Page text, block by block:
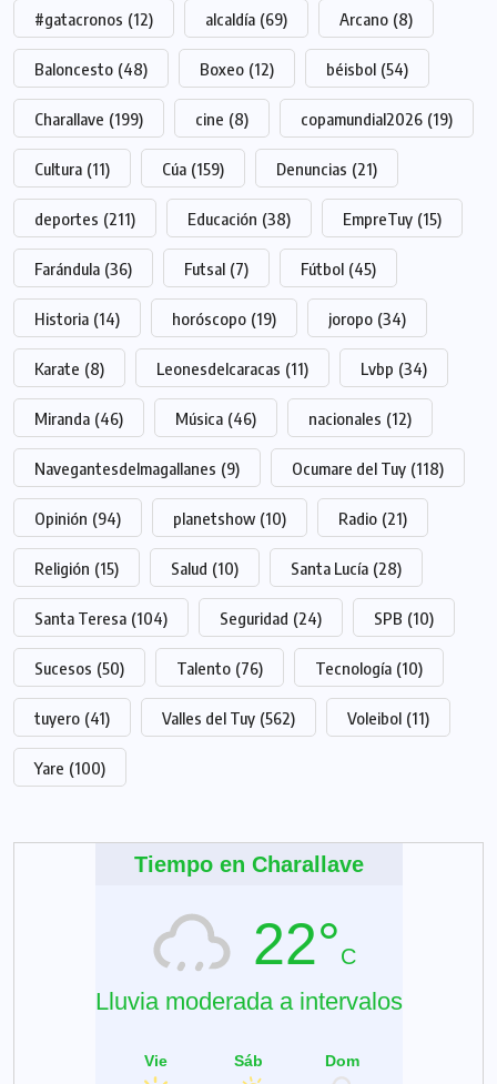
#gatacronos (12) alcaldía (69) Arcano (8)
Baloncesto (48) Boxeo (12) béisbol (54)
Charallave (199) cine (8) copamundial2026 (19)
Cultura (11) Cúa (159) Denuncias (21)
deportes (211) Educación (38) EmpreTuy (15)
Farándula (36) Futsal (7) Fútbol (45)
Historia (14) horóscopo (19) joropo (34)
Karate (8) Leonesdelcaracas (11) Lvbp (34)
Miranda (46) Música (46) nacionales (12)
Navegantesdelmagallanes (9) Ocumare del Tuy (118)
Opinión (94) planetshow (10) Radio (21)
Religión (15) Salud (10) Santa Lucía (28)
Santa Teresa (104) Seguridad (24) SPB (10)
Sucesos (50) Talento (76) Tecnología (10)
tuyero (41) Valles del Tuy (562) Voleibol (11)
Yare (100)
Tiempo en Charallave
22°C
Lluvia moderada a intervalos
Vie Sáb Dom